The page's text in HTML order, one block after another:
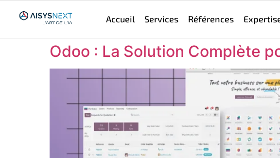
Accueil Services Références
Odoo : La Solution Complète